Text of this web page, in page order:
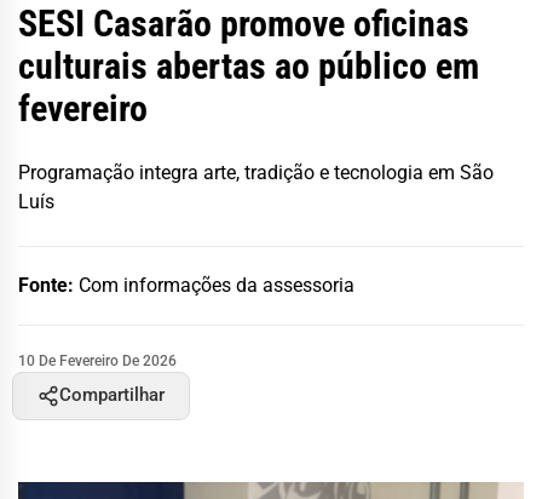
SESI Casarão promove oficinas
culturais abertas ao público em
fevereiro
Programação integra arte, tradição e tecnologia em São
Luís
Fonte: Com informações da assessoria
10 De Fevereiro De 2026
Compartilhar